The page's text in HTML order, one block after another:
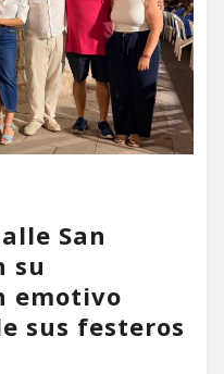
San
su
emotivo
sus festeros